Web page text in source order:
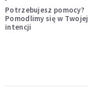
Potrzebujesz pomocy?
Pomodlimy się w Twojej
intencji